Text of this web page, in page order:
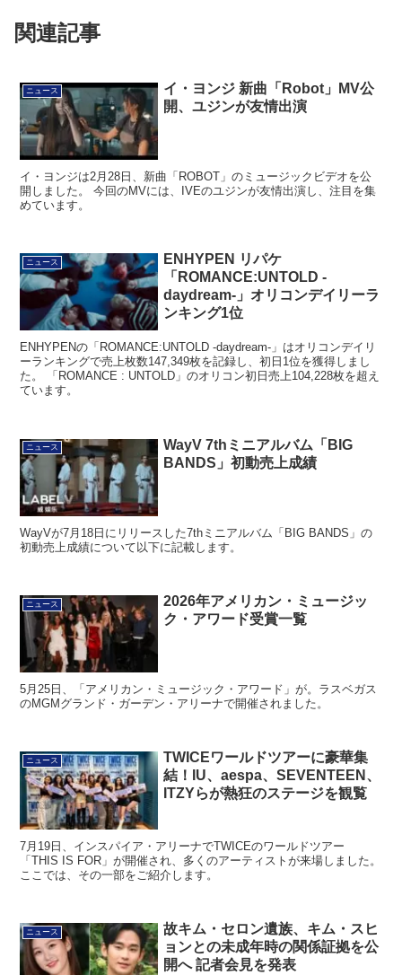
関連記事
ニュース
イ・ヨンジ 新曲「Robot」MV公
開、ユジンが友情出演
イ・ヨンジは2月28日、新曲「ROBOT」のミュージックビデオを公
開しました。 今回のMVには、IVEのユジンが友情出演し、注目を集
めています。
ニュース
ENHYPEN リパケ
「ROMANCE:UNTOLD -
daydream-」オリコンデイリーラ
ンキング1位
ENHYPENの「ROMANCE:UNTOLD -daydream-」はオリコンデイリ
ーランキングで売上枚数147,349枚を記録し、初日1位を獲得しまし
た。 「ROMANCE : UNTOLD」のオリコン初日売上104,228枚を超え
ています。
ニュース
WayV 7thミニアルバム「BIG
BANDS」初動売上成績
WayVが7月18日にリリースした7thミニアルバム「BIG BANDS」の
初動売上成績について以下に記載します。
ニュース
2026年アメリカン・ミュージッ
ク・アワード受賞一覧
5月25日、「アメリカン・ミュージック・アワード」が。ラスベガス
のMGMグランド・ガーデン・アリーナで開催されました。
ニュース
TWICEワールドツアーに豪華集
結！IU、aespa、SEVENTEEN、
ITZYらが熱狂のステージを観覧
7月19日、インスパイア・アリーナでTWICEのワールドツアー
「THIS IS FOR」が開催され、多くのアーティストが来場しました。
ここでは、その一部をご紹介します。
ニュース
故キム・セロン遺族、キム・スヒ
ョンとの未成年時の関係証拠を公
開へ 記者会見を発表